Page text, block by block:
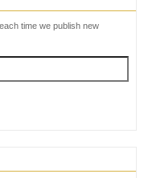
time we publish new